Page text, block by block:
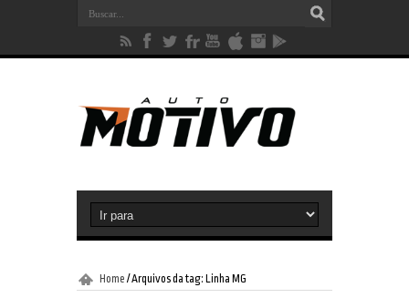
Home /Arquivos da tag: Linha MG